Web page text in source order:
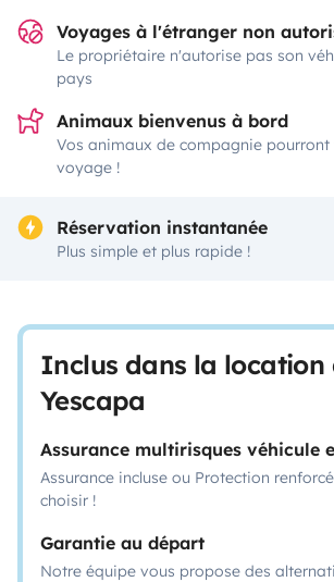
Voyages à l'étranger non
Le propriétaire n'autorise pas son
pays
Animaux bienvenus à bord
Vos animaux de compagnie
voyage !
Réservation instantanée
Plus simple et plus rapide !
Inclus dans la location
Yescapa
Assurance multirisques véhicule
Assurance incluse ou Protection
choisir !
Garantie au départ
Notre équipe vous propose des